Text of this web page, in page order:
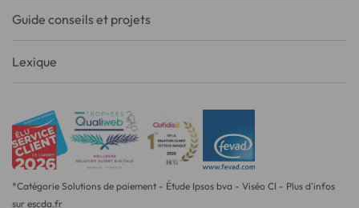
Guide conseils et projets
Lexique
*Catégorie Solutions de paiement - Étude Ipsos bva - Viséo CI - Plus d'infos
sur escda.fr